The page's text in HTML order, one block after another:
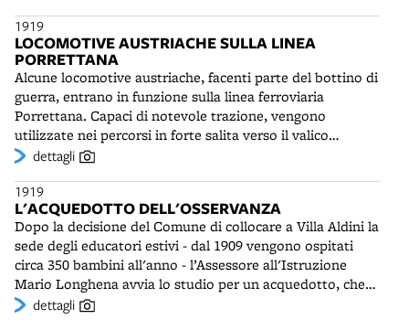
in oltre 40 paesi nel mondo. Lo spaccio di Felicori sarà il
primo a dotarsi di una macchina espresso e il “caffè a
macchina” (in dialetto: cafà a reaziàn) sarà una gradita
novità per i buongustai bolognesi.
1919
LOCOMOTIVE AUSTRIACHE SULLA LINEA
PORRETTANA
Alcune locomotive austriache, facenti parte del bottino di
guerra, entrano in funzione sulla linea ferroviaria
Porrettana. Capaci di notevole trazione, vengono
utilizzate nei percorsi in forte salita verso il valico
Appennino. Al termine del conflitto mondiale oltre 400
saranno riadattate per le linee italiane. Risulteranno
preziose anche perché potranno essere alimentate con
carbone di qualità poco pregiata.
dettagli
1919
L'ACQUEDOTTO DELL'OSSERVANZA
Dopo la decisione del Comune di collocare a Villa Aldini la
sede degli educatori estivi - dal 1909 vengono ospitati
circa 350 bambini all'anno - l’Assessore all'Istruzione
Mario Longhena avvia lo studio per un acquedotto, che
possa servire anche le aree adiacenti della collina,
dettagli